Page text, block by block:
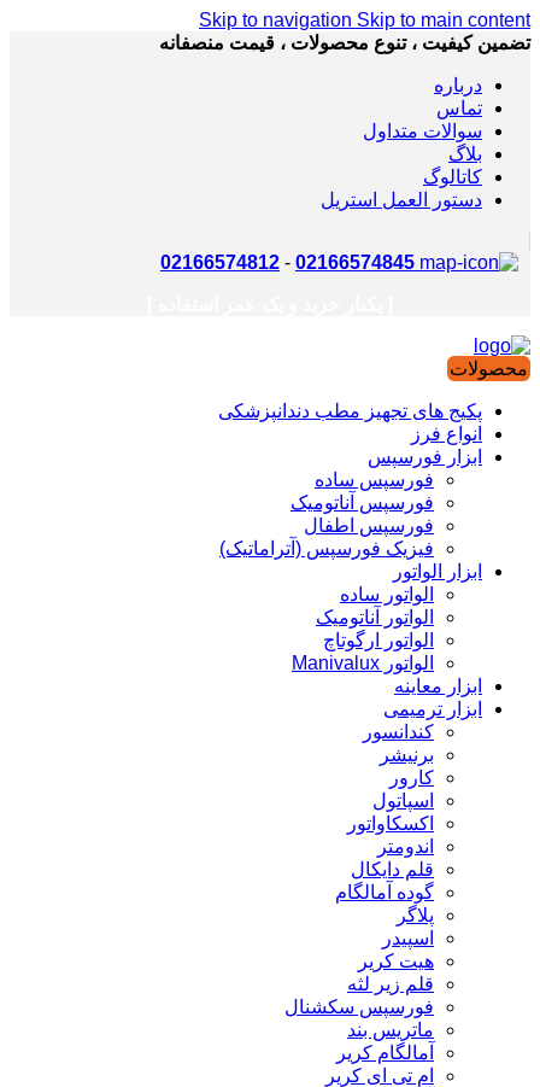
Skip to navigation Skip to main content
تضمین کیفیت ، تنوع محصولات ، قیمت منصفانه
درباره
تماس
سوالات متداول
بلاگ
کاتالوگ
دستور العمل استریل
02166574845
-
02166574812
محصولات
پکیج های تجهیز مطب دندانپزشکی
انواع فرز
ابزار فورسپس
فورسپس ساده
فورسپس آناتومیک
فورسپس اطفال
فیزیک فورسپس (آتراماتیک)
ابزار الواتور
الواتور ساده
الواتور آناتومیک
الواتور ارگوتاچ
الواتور Manivalux
ابزار معاینه
ابزار ترمیمی
کندانسور
برنیشر
کارور
اسپاتول
اکسکاواتور
اندومتر
قلم دایکال
گوده آمالگام
پلاگر
اسپیدر
هیت کریر
قلم زیر لثه
فورسپس سکشنال
ماتریس بند
آمالگام کریر
ام تی ای کریر